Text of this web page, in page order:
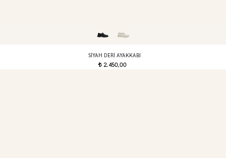
SIYAH DERI AYAKKABI
t 2.450,00